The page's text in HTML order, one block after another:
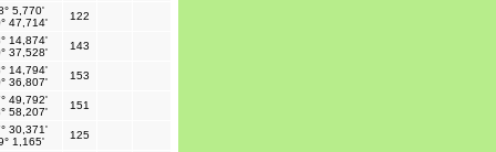
5,770'
47,714'
122
14,874'
37,528'
143
14,794'
36,807'
153
49,792'
58,207'
151
30,371'
1,165'
125